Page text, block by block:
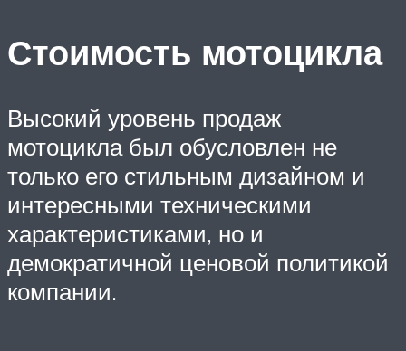
Стоимость мотоцикла
Высокий уровень продаж
мотоцикла был обусловлен не
только его стильным дизайном и
интересными техническими
характеристиками, но и
демократичной ценовой политикой
компании.